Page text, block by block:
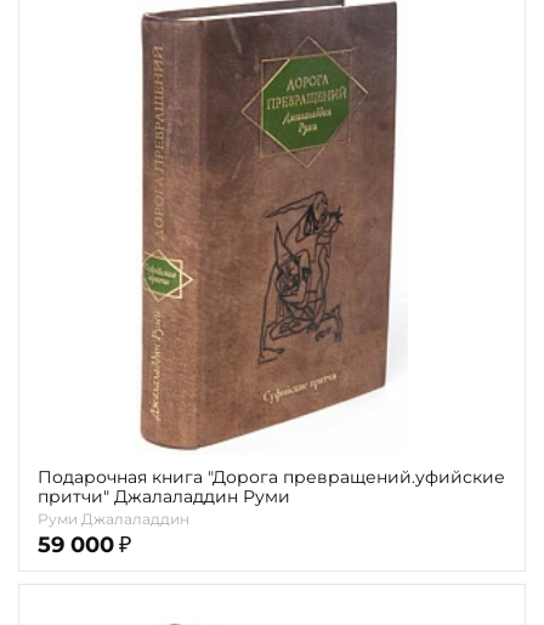
Пол и возраст
Подарочная книга "Дорога превращений.уфийские
притчи" Джалаладдин Руми
Руми Джалаладдин
59 000 ₽